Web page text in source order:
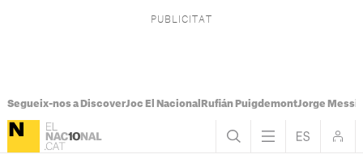
Segueix-nos a DiscoverJoc El Nacional Rufián PuigdemontJorge Messi